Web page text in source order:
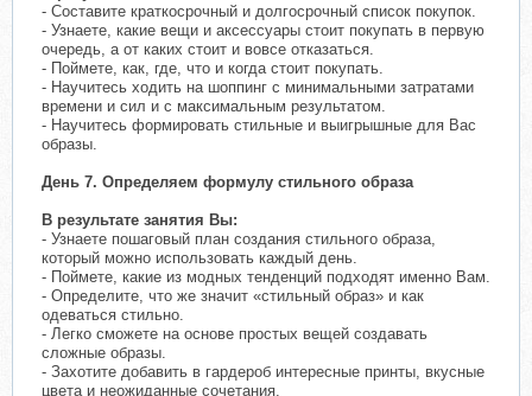
- Составите краткосрочный и долгосрочный список покупок.
- Узнаете, какие вещи и аксессуары стоит покупать в первую
очередь, а от каких стоит и вовсе отказаться.
- Поймете, как, где, что и когда стоит покупать.
- Научитесь ходить на шоппинг с минимальными затратами
времени и сил и с максимальным результатом.
- Научитесь формировать стильные и выигрышные для Вас
образы.
День 7. Определяем формулу стильного образа
В результате занятия Вы:
- Узнаете пошаговый план создания стильного образа,
который можно использовать каждый день.
- Поймете, какие из модных тенденций подходят именно Вам.
- Определите, что же значит «стильный образ» и как
одеваться стильно.
- Легко сможете на основе простых вещей создавать
сложные образы.
- Захотите добавить в гардероб интересные принты, вкусные
цвета и неожиданные сочетания.